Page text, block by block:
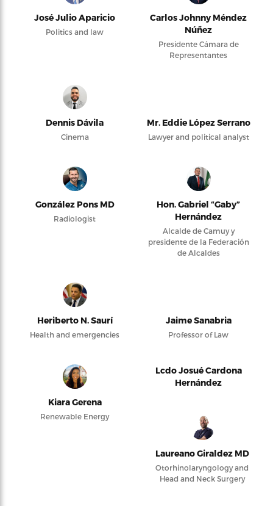
José Julio Aparicio
Politics and law
Carlos Johnny Méndez
Núñez
Presidente Cámara de
Representantes
Dennis Dávila
Cinema
Mr. Eddie López Serrano
Lawyer and political analyst
González Pons MD
Radiologist
Hon. Gabriel “Gaby”
Hernández
Alcalde de Camuy y
presidente de la Federación
de Alcaldes
Heriberto N. Saurí
Health and emergencies
Jaime Sanabria
Professor of Law
Kiara Gerena
Renewable Energy
Lcdo Josué Cardona
Hernández
Laureano Giraldez MD
Otorhinolaryngology and
Head and Neck Surgery